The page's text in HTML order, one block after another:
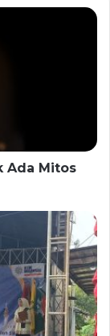
Ada Mitos